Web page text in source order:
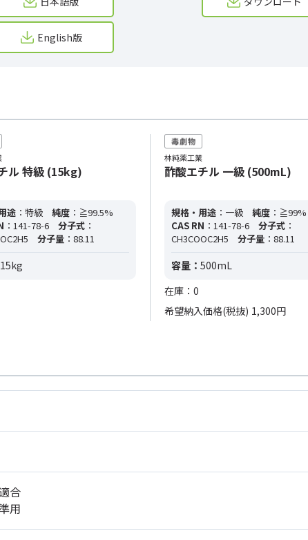
English版
ル 特級 (15kg)
途 ：特級 純度 ：≧99.5%
：141-78-6 分子式 ：
分子量 ：88.11
15kg
林純薬工業
酢酸エチル 一級 (500mL)
規格・用途 ：一級 純度 ：≧99%
CAS RN ：141-78-6 分子式 ：
CH3COOC2H5
分子量 ：88.11
容量： 500mL
在庫：0
希望納入価格(税抜) 1,300円
合
用